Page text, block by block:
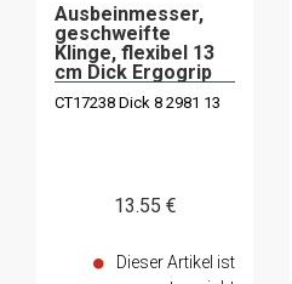
Ausbeinmesser,
geschweifte
Klinge, flexibel 13
cm Dick Ergogrip
CT17238 Dick 8 2981 13
13.55 €
Dieser Artikel ist